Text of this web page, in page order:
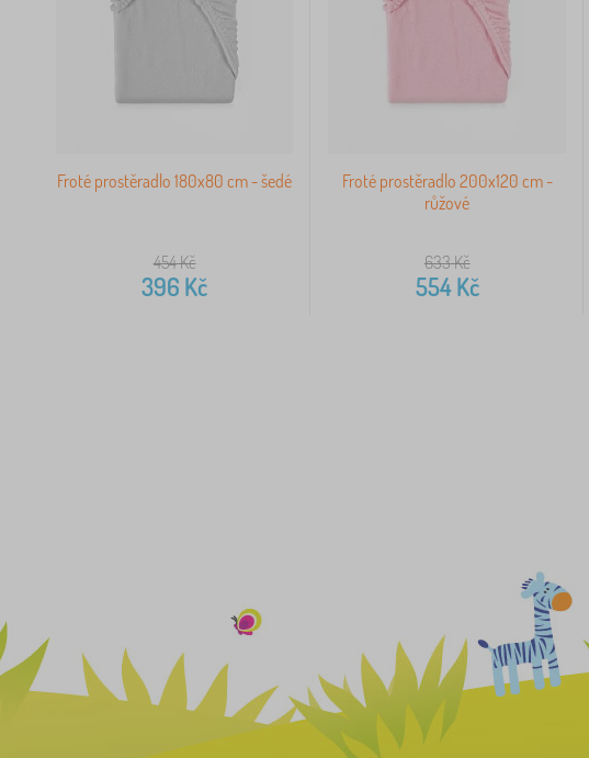
Froté prostěradlo 180x80 cm - šedé
454Kč
396 Kč
Froté prostěradlo 200x120 cm -
růžové
633Kč
554Kč